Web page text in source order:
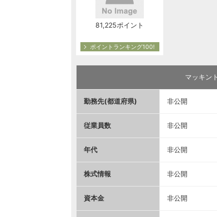
81,225ポイント
ポイントランキング100!
マッキン
勤務先(都道府県) 非公開
従業員数 非公開
年代 非公開
株式情報 非公開
資本金 非公開